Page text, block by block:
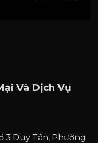
Và Dịch Vụ
3 Duy Tân, Phường